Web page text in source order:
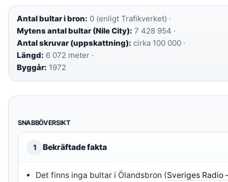
Antal bultar i bron: 0 (enligt Trafikverket) ·
Mytens antal bultar (Nile City): 7 428 954 ·
Antal skruvar (uppskattning): cirka 100 000 ·
Längd: 6 072 meter ·
Byggår: 1972
SNABBÖVERSIKT
1 Bekräftade fakta
Det finns inga bultar i Ölandsbron (Sveriges Radio